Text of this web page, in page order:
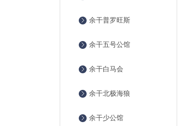
余干普罗旺斯
余干五号公馆
余干白马会
余干北极海狼
余干少公馆